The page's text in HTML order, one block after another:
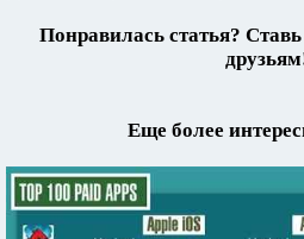
Понравилась статья?
Еще более